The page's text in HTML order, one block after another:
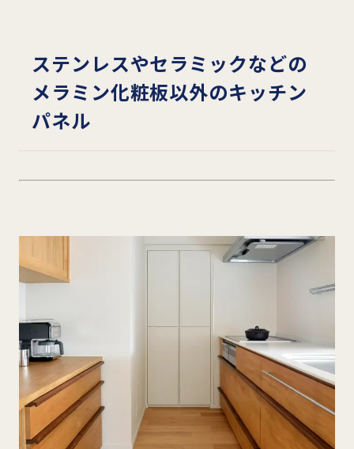
ステンレスやセラミックなどの
メラミン化粧板以外のキッチン
パネル